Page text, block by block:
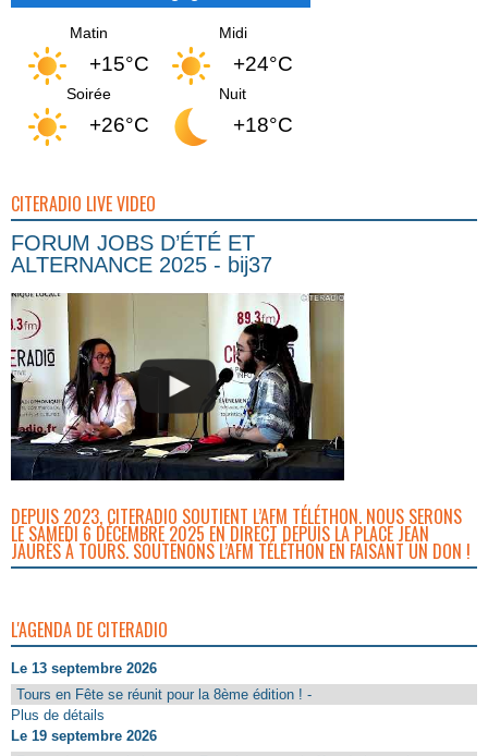
Matin
+15°C
Midi
+24°C
Soirée
+26°C
Nuit
+18°C
CITERADIO LIVE VIDEO
FORUM JOBS D’ÉTÉ ET
ALTERNANCE 2025 - bij37
DEPUIS 2023, CITERADIO SOUTIENT L’AFM TÉLÉTHON. NOUS SERONS
LE SAMEDI 6 DÉCEMBRE 2025 EN DIRECT DEPUIS LA PLACE JEAN
JAURÈS À TOURS. SOUTENONS L’AFM TÉLÉTHON EN FAISANT UN DON !
L'AGENDA DE CITERADIO
Le 13 septembre 2026
Tours en Fête se réunit pour la 8ème édition ! -
Plus de détails
Le 19 septembre 2026